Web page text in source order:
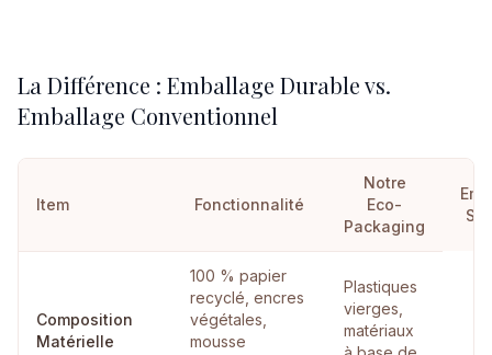
La Différence : Emballage Durable vs.
Emballage Conventionnel
Item Fonctionnalité
Notre
Eco-
Packaging
Composition
Matérielle
100 % papier
recyclé, encres
végétales,
mousse
Plastiques
vierges,
matériaux